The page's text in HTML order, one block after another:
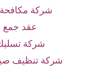
شركة
عقد جمع
شركة
شركة تنظيف